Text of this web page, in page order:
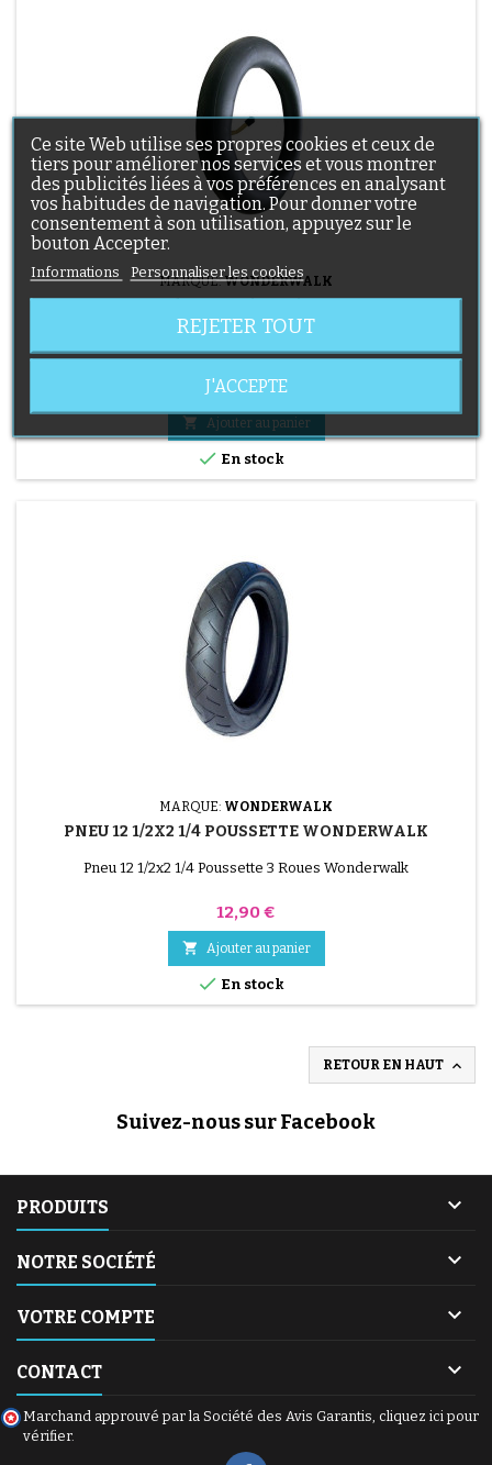
MARQUE:WONDERWALK
WONDERWALK
Prix
7,90 €
 Ajouter au panier
 En stock
MARQUE: WONDERWALK
PNEU 12 1/2X2 1/4 POUSSETTE WONDERWALK
Pneu 12 1/2x2 1/4 Poussette 3 Roues Wonderwalk
Prix
12,90 €
 Ajouter au panier
 En stock
RETOUR EN HAUT 
Suivez-nous sur Facebook
PRODUITS 
NOTRE SOCIÉTÉ 
VOTRE COMPTE 
CONTACT 
Marchand approuvé par la Société des Avis Garantis, cliquez ici pour
vérifier.
Ce site Web utilise ses propres cookies et ceux de
tiers pour améliorer nos services et vous montrer
des publicités liées à vos préférences en analysant
vos habitudes de navigation. Pour donner votre
consentement à son utilisation, appuyez sur le
bouton Accepter.
Informations Personnaliser les cookies
REJETER TOUT
J'ACCEPTE